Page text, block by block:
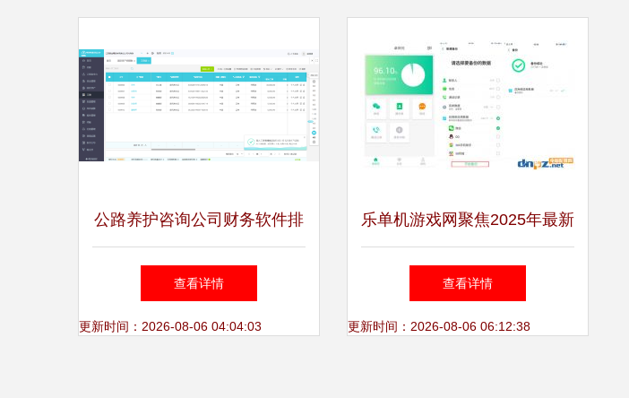
公路养护咨询公司财务软件排
行榜前十名及专业选购指南
查看详情
更新时间：2026-08-06 04:04:03
乐单机游戏网聚焦2025年最新
手机游戏资讯 热门新作与行
业趋势
查看详情
更新时间：2026-08-06 06:12:38